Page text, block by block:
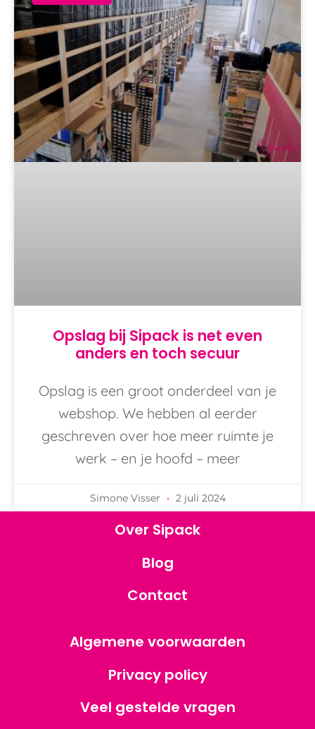
Opslag bij Sipack is net even
anders en toch secuur
Opslag is een groot onderdeel van je
webshop. We hebben al eerder
geschreven over hoe meer ruimte je
werk – en je hoofd – meer
Simone Visser 2 juli 2024
Over Sipack
Blog
Contact
Algemene voorwaarden
Privacy policy
Veel gestelde vragen